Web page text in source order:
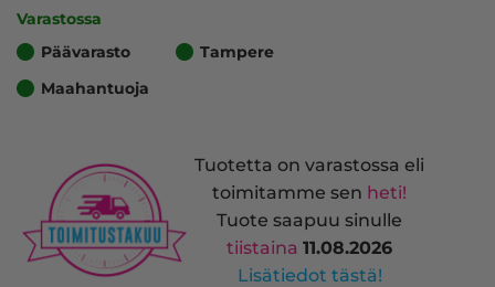
Varastossa
Päävarasto
Tampere
Maahantuoja
Tuotetta on varastossa eli
toimitamme sen heti!
Tuote saapuu sinulle
tiistaina11.08.2026
Lisätiedot tästä!